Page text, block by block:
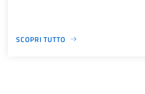
SCOPRI TUTTO